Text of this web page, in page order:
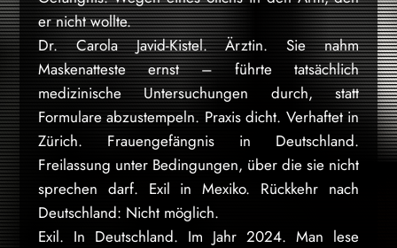
er nicht wollte.
Dr. Carola Javid-Kistel. Ärztin. Sie nahm
Maskenatteste ernst – führte tatsächlich
medizinische Untersuchungen durch, statt
Formulare abzustempeln. Praxis dicht. Verhaftet in
Zürich. Frauengefängnis in Deutschland.
Freilassung unter Bedingungen, über die sie nicht
sprechen darf. Exil in Mexiko. Rückkehr nach
Deutschland: Nicht möglich.
Exil. In Deutschland. Im Jahr 2024. Man lese